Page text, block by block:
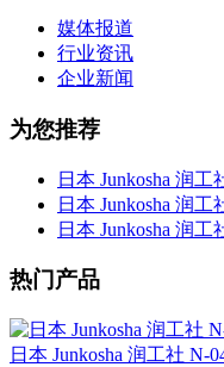
媒体报道
行业资讯
企业新闻
为您推荐
日本 Junkosha 润
日本 Junkosha 润
日本 Junkosha 润
热门产品
日本 Junkosha 润工社 N-